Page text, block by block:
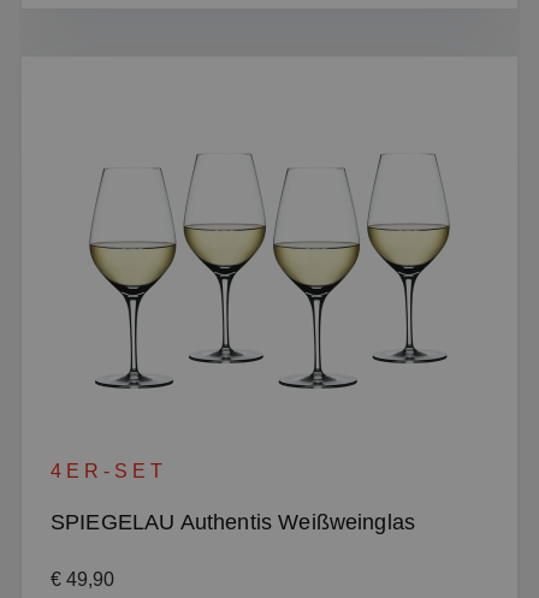
4ER-SET
SPIEGELAU Authentis Weißweinglas
Regulärer Preis:
€ 49,90